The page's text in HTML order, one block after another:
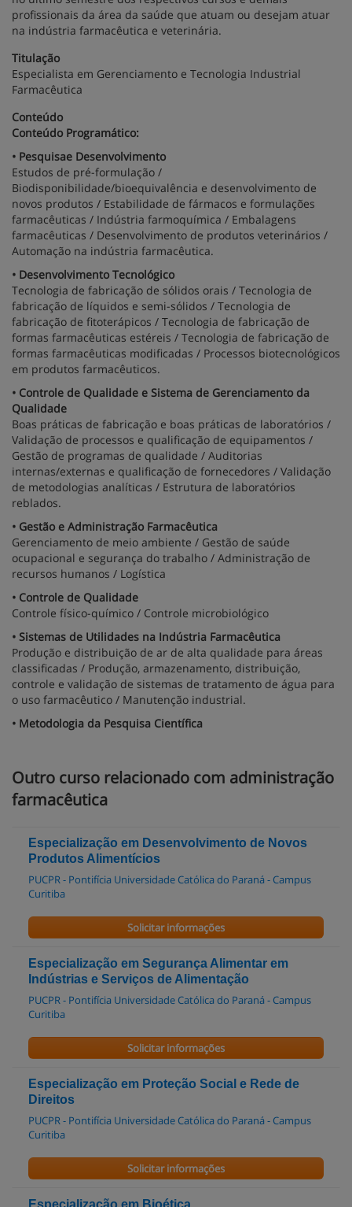
profissionais da área da saúde que atuam ou desejam atuar
na indústria farmacêutica e veterinária.
Titulação
Especialista em Gerenciamento e Tecnologia Industrial
Farmacêutica
Conteúdo
Conteúdo Programático:
• Pesquisae Desenvolvimento
Estudos de pré-formulação /
Biodisponibilidade/bioequivalência e desenvolvimento de
novos produtos / Estabilidade de fármacos e formulações
farmacêuticas / Indústria farmoquímica / Embalagens
farmacêuticas / Desenvolvimento de produtos veterinários /
Automação na indústria farmacêutica.
• Desenvolvimento Tecnológico
Tecnologia de fabricação de sólidos orais / Tecnologia de
fabricação de líquidos e semi-sólidos / Tecnologia de
fabricação de fitoterápicos / Tecnologia de fabricação de
formas farmacêuticas estéreis / Tecnologia de fabricação de
formas farmacêuticas modificadas / Processos biotecnológicos
em produtos farmacêuticos.
• Controle de Qualidade e Sistema de Gerenciamento da
Qualidade
Boas práticas de fabricação e boas práticas de laboratórios /
Validação de processos e qualificação de equipamentos /
Gestão de programas de qualidade / Auditorias
internas/externas e qualificação de fornecedores / Validação
de metodologias analíticas / Estrutura de laboratórios
reblados.
• Gestão e Administração Farmacêutica
Gerenciamento de meio ambiente / Gestão de saúde
ocupacional e segurança do trabalho / Administração de
recursos humanos / Logística
• Controle de Qualidade
Controle físico-químico / Controle microbiológico
• Sistemas de Utilidades na Indústria Farmacêutica
Produção e distribuição de ar de alta qualidade para áreas
classificadas / Produção, armazenamento, distribuição,
controle e validação de sistemas de tratamento de água para
o uso farmacêutico / Manutenção industrial.
• Metodologia da Pesquisa Científica
Outro curso relacionado com administração
farmacêutica
Especialização em Desenvolvimento de Novos
Produtos Alimentícios
PUCPR - Pontifícia Universidade Católica do Paraná - Campus
Curitiba
Solicitar informações
Especialização em Segurança Alimentar em
Indústrias e Serviços de Alimentação
PUCPR - Pontifícia Universidade Católica do Paraná - Campus
Curitiba
Solicitar informações
Especialização em Proteção Social e Rede de
Direitos
PUCPR - Pontifícia Universidade Católica do Paraná - Campus
Curitiba
Solicitar informações
Especialização em Bioética